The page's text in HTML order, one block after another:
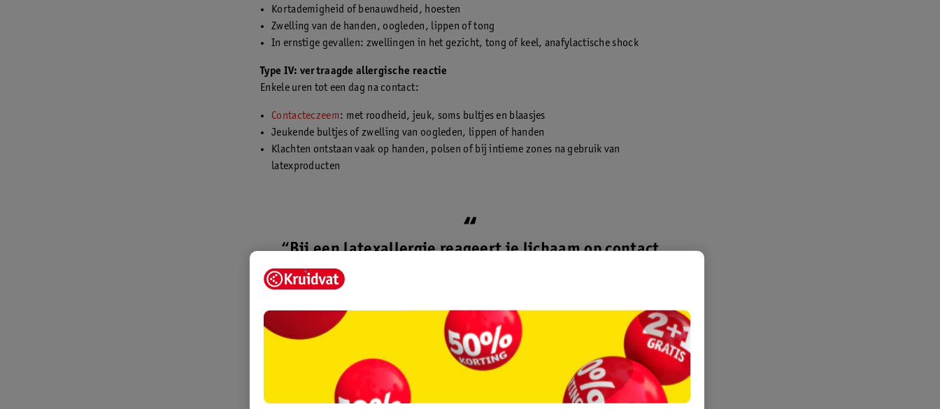
Kortademigheid of benauwdheid, hoesten
Zwelling van de handen, oogleden, lippen of tong
In ernstige gevallen: zwellingen in het gezicht, tong of keel, anafylactische shock
Type IV: vertraagde allergische reactie
Enkele uren tot een dag na contact:
Contacteczeem: met roodheid, jeuk, soms bultjes en blaasjes
Jeukende bultjes of zwelling van oogleden, lippen of handen
Klachten ontstaan vaak op handen, polsen of bij intieme zones na gebruik van
latexproducten
“Bij een latexallergie reageert je lichaam op contact
met producten waar rubber (latex) in zit, zoals
handschoenen, elastiekjes of condooms. Meestal is
het geen echte latexallergie, maar een irritatie door
rubber.“